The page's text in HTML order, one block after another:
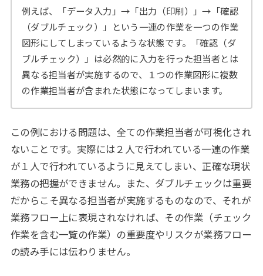
例えば、「データ入力」→「出力（印刷）」→「確認
（ダブルチェック）」という一連の作業を一つの作業
図形にしてしまっているような状態です。「確認（ダ
ブルチェック）」は必然的に入力を行った担当者とは
異なる担当者が実施するので、１つの作業図形に複数
の作業担当者が含まれた状態になってしまいます。
この例における問題は、全ての作業担当者が可視化され
ないことです。実際には２人で行われている一連の作業
が１人で行われているように見えてしまい、正確な現状
業務の把握ができません。また、ダブルチェックは重要
だからこそ異なる担当者が実施するものなので、それが
業務フロー上に表現されなければ、その作業（チェック
作業を含む一覧の作業）の重要度やリスクが業務フロー
の読み手には伝わりません。